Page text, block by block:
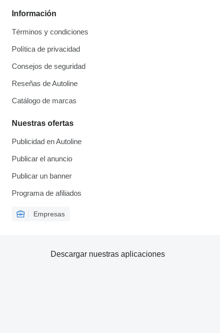
Información
Términos y condiciones
Política de privacidad
Consejos de seguridad
Reseñas de Autoline
Catálogo de marcas
Nuestras ofertas
Publicidad en Autoline
Publicar el anuncio
Publicar un banner
Programa de afiliados
Empresas
Descargar nuestras aplicaciones